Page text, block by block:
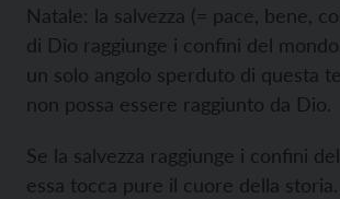
Natale: la salvezza (= pace, bene,
di Dio raggiunge i confini del
un solo angolo sperduto di questa
non possa essere raggiunto da Dio.
Se la salvezza raggiunge i confini
essa tocca pure il cuore della